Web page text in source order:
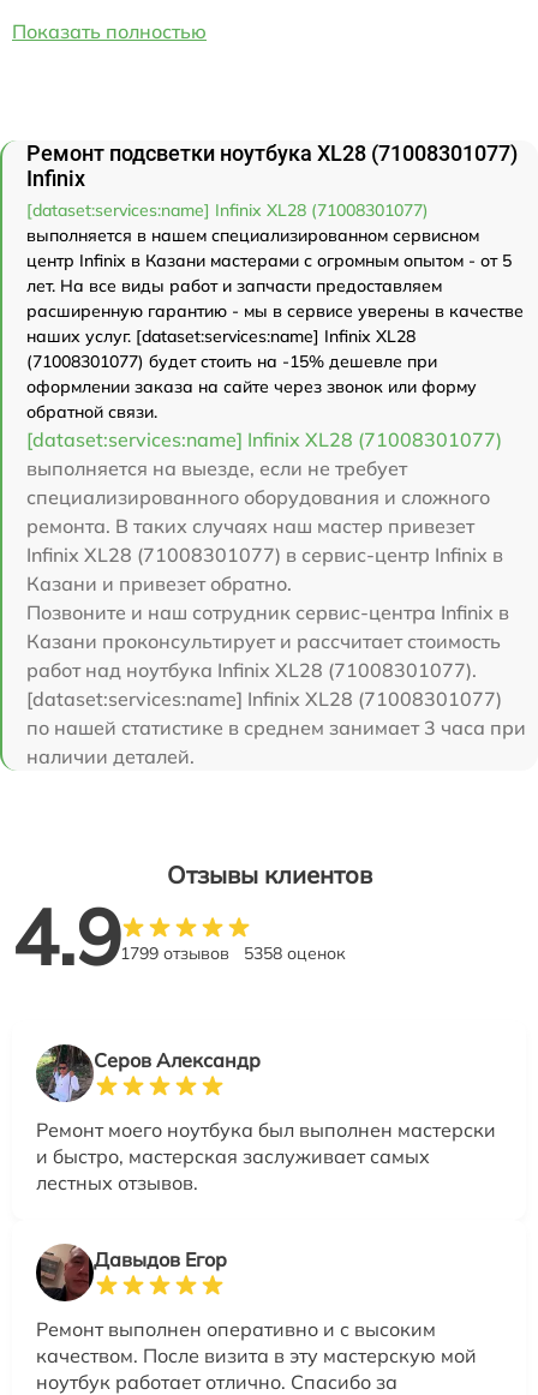
Показать полностью
Ремонт подсветки ноутбука XL28 (71008301077)
Infinix
[dataset:services:name] Infinix XL28 (71008301077)
выполняется в нашем специализированном сервисном
центр Infinix в Казани мастерами с огромным опытом - от 5
лет. На все виды работ и запчасти предоставляем
расширенную гарантию - мы в сервисе уверены в качестве
наших услуг. [dataset:services:name] Infinix XL28
(71008301077) будет стоить на -15% дешевле при
оформлении заказа на сайте через звонок или форму
обратной связи.
[dataset:services:name] Infinix XL28 (71008301077)
выполняется на выезде, если не требует
специализированного оборудования и сложного
ремонта. В таких случаях наш мастер привезет
Infinix XL28 (71008301077) в сервис-центр Infinix в
Казани и привезет обратно.
Позвоните и наш сотрудник сервис-центра Infinix в
Казани проконсультирует и рассчитает стоимость
работ над ноутбука Infinix XL28 (71008301077).
[dataset:services:name] Infinix XL28 (71008301077)
по нашей статистике в среднем занимает 3 часа при
наличии деталей.
Отзывы клиентов
4.91799 отзывов 5358 оценок
Серов Александр
Ремонт моего ноутбука был выполнен мастерски
и быстро, мастерская заслуживает самых
лестных отзывов.
Давыдов Егор
Ремонт выполнен оперативно и с высоким
качеством. После визита в эту мастерскую мой
ноутбук работает отлично. Спасибо за